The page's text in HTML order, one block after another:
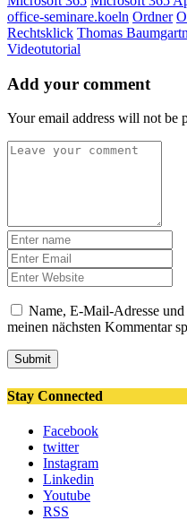
office-seminare.koeln Ordner
Rechtsklick Thomas
Videotutorial
Add your comment
Your email address will not be
Name, E-Mail-Adresse
meinen nächsten Kommentar
Submit
Stay Connected
Facebook
twitter
Instagram
Linkedin
Youtube
RSS